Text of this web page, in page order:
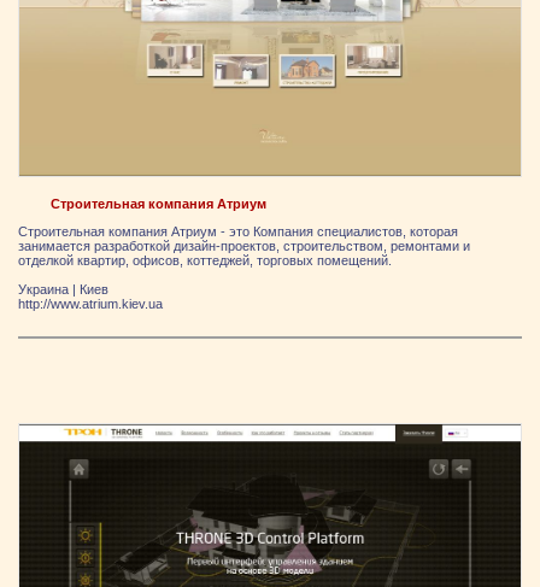
Строительная компания Атриум
Строительная компания Атриум - это Компания специалистов, которая
занимается разработкой дизайн-проектов, строительством, ремонтами и
отделкой квартир, офисов, коттеджей, торговых помещений.
Украина
Киев
http://www.atrium.kiev.ua